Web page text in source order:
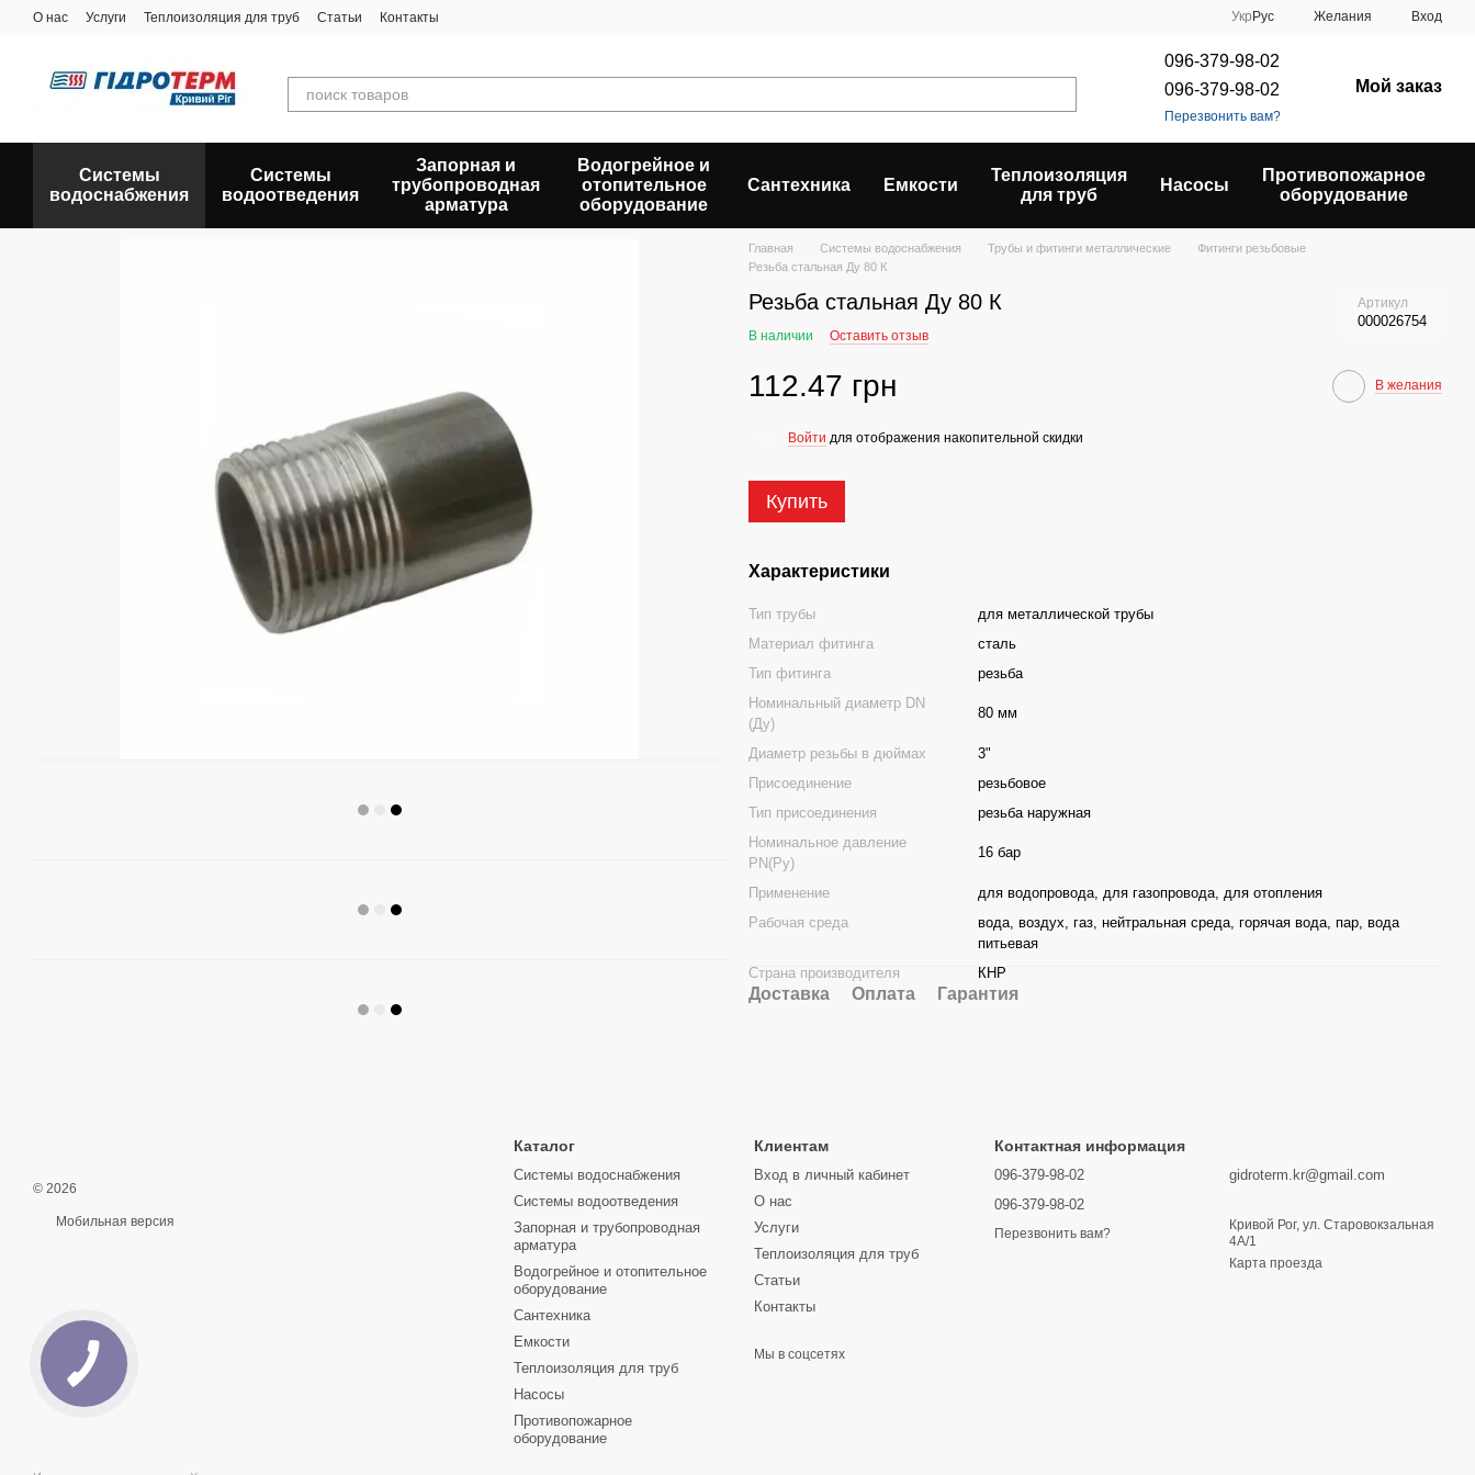
Перейти к основному контенту
О нас Услуги Теплоизоляция для труб Статьи Контакты Укр Рус Желания Вход
096-379-98-02
096-379-98-02
Перезвонить вам?
Мой заказ
Системы
водоснабжения
Системы
водоотведения
Запорная и
трубопроводная
арматура
Водогрейное и
отопительное
оборудование
Сантехника Емкости
Теплоизоляция
для труб
Насосы
Противопожарное
оборудование
Главная Системы водоснабжения Трубы и фитинги металлические
Фитинги резьбовые
Резьба стальная Ду 80 К
Резьба стальная Ду 80 К Артикул
000026754
В наличии Оставить отзыв
112.47 грн В желания
Войти для отображения накопительной скидки
Купить
Характеристики
Тип трубы
для металлической трубы
Материал фитинга
сталь
Тип фитинга
резьба
Номинальный диаметр DN
(Ду)
80 мм
Диаметр резьбы в дюймах
3"
Присоединение
резьбовое
Тип присоединения
резьба наружная
Номинальное давление
PN(Ру)
16 бар
Применение
для водопровода, для газопровода, для отопления
Рабочая среда
вода, воздух, газ, нейтральная среда, горячая вода, пар, вода
питьевая
Страна производителя
КНР
Доставка Оплата Гарантия
© 2026
Мобильная версия
Каталог
Системы водоснабжения
Системы водоотведения
Запорная и трубопроводная
арматура
Водогрейное и отопительное
оборудование
Сантехника
Емкости
Теплоизоляция для труб
Насосы
Противопожарное
оборудование
Клиентам
Вход в личный кабинет
О нас
Услуги
Теплоизоляция для труб
Статьи
Контакты
Мы в соцсетях
Контактная информация
096-379-98-02
096-379-98-02
Перезвонить вам?
gidroterm.kr@gmail.com
Кривой Рог, ул. Старовокзальная
4А/1
Карта проезда